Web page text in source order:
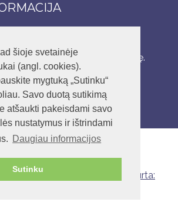
šioje svetainėje
(angl. cookies).
mygtuką „Sutinku“
Savo duotą sutikimą
atšaukti pakeisdami savo
nustatymus ir ištrindami
Daugiau informacijos
Sutinku
dirba 5 darbo dienas per savaitę.
nuo 6.45 – 18.45 val.
lopšelis-darželis „Pušaitė“.
Sukurta: